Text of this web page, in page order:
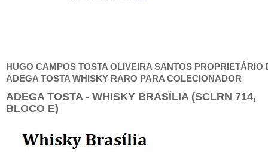
HUGO CAMPOS TOSTA OLIVEIRA SANTOS PROPRIETÁRIO
ADEGA TOSTA WHISKY RARO PARA COLECIONADOR
ADEGA TOSTA - WHISKY BRASÍLIA (SCLRN 714,
BLOCO E)